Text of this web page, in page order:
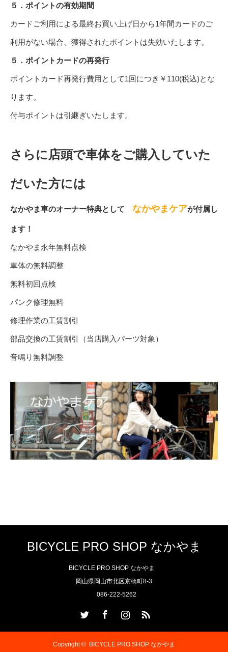
５．ポイントの有効期間
カードご利用による最終お買い上げ日から1年間カードのご
利用がない場合、獲得されたポイントは失効いたします。
５．ポイントカードの再発行
ポイントカード再発行費用として1回につき￥110(税込)とな
ります。
付与ポイントは引継ぎいたします。
さらに店頭で車体をご購入していた
だいた方には
なかやま車のオーナー特典として なかやまケアが付属し
ます！
なかやま永年無料点検
車体の無料調整
無料初回点検
パンク修理無料
修理作業の工賃割引
部品交換の工賃割引（当店購入パーツ対象）
音鳴り無料調整
BICYCLE PRO SHOP なかやま
BICYCLE PRO SHOP なかやま
岡山県岡山市北区京橋町8-3
086-222-5262
Copyright © BICYCLE PRO SHOP なかやま